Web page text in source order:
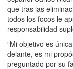
que tras las
todos los focos le
responsabilidad
“Mi objetivo es
delante, es mi
preguntado por su